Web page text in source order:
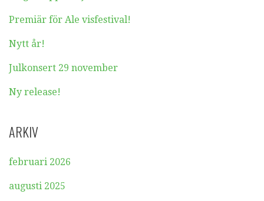
Premiär för Ale visfestival!
Nytt år!
Julkonsert 29 november
Ny release!
ARKIV
februari 2026
augusti 2025